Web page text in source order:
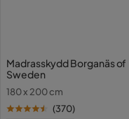
Material bäddmadrass
Madrasskydd Borganäs of
Sweden
180 x 200 cm
(370)